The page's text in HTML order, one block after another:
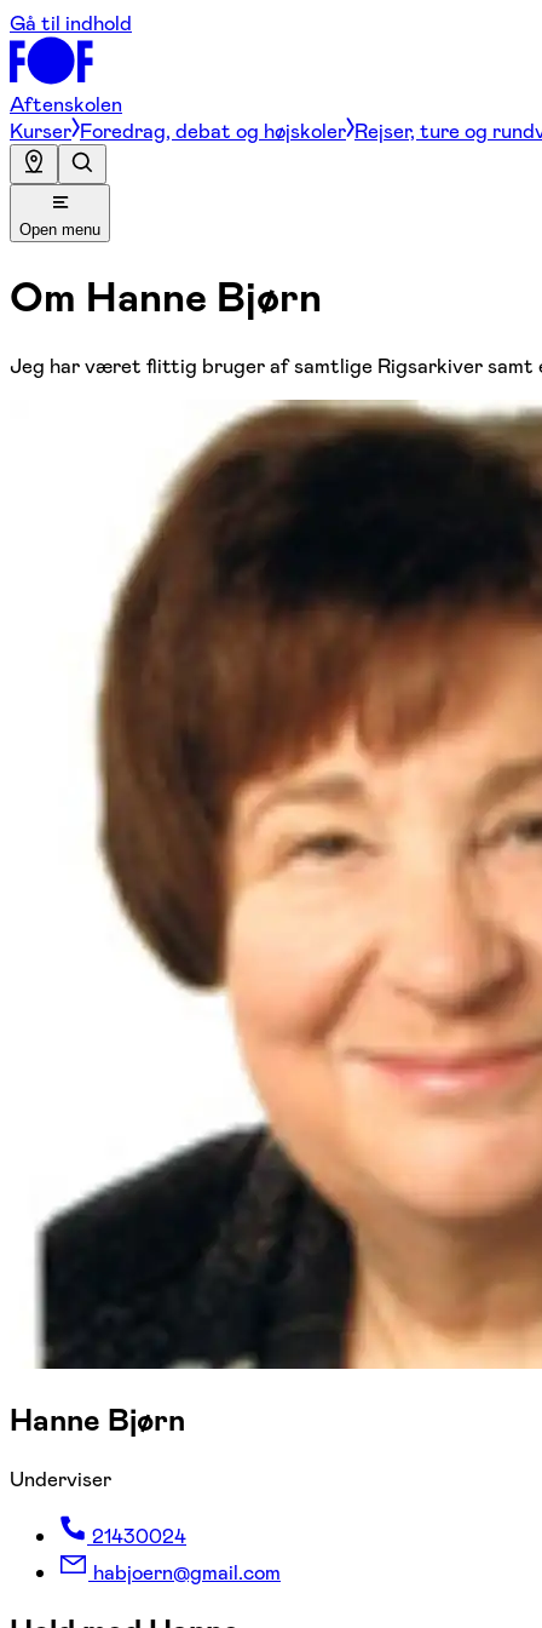
Gå til indhold
Aftenskolen
Kurser Foredrag, debat og højskoler Rejser, ture og
Open menu
Om Hanne Bjørn
Jeg har været flittig bruger af samtlige Rigsarkiver
Hanne Bjørn
Underviser
21430024
habjoern@gmail.com